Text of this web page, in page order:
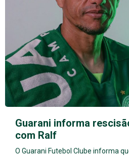
Guarani informa
com Ralf
O Guarani Futebol Clube informa